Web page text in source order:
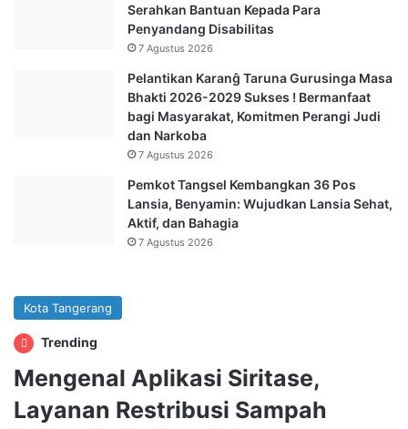
Serahkan Bantuan Kepada Para
Penyandang Disabilitas
7 Agustus 2026
Pelantikan Karanĝ Taruna Gurusinga Masa
Bhakti 2026-2029 Sukses ! Bermanfaat
bagi Masyarakat, Komitmen Perangi Judi
dan Narkoba
7 Agustus 2026
Pemkot Tangsel Kembangkan 36 Pos
Lansia, Benyamin: Wujudkan Lansia Sehat,
Aktif, dan Bahagia
7 Agustus 2026